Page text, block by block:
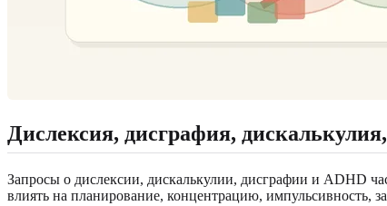
Дислексия, дисграфия,
Запросы о дислексии, дискалькулии, дисграфии и ADHD
влиять на планирование, концентрацию, импульсивность,